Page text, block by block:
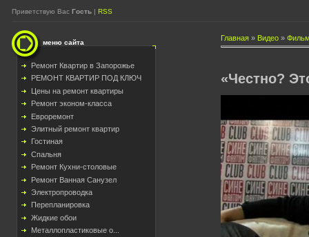
Приветствую Вас Гость | RSS
меню сайта
Ремонт Квартир в Запорожье
РЕМОНТ КВАРТИР ПОД КЛЮЧ
Цены на ремонт квартиры
Ремонт эконом-класса
Евроремонт
Элитный ремонт квартир
Гостиная
Спальня
Ремонт Кухни-столовые
Ремонт Ванная Санузел
Электропроводка
Перепланировка
Жидкие обои
Металлопластиковые о...
Главная » Видео »
«Честно?